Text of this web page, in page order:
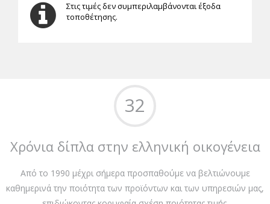
Στις τιμές δεν συμπεριλαμβάνονται έξοδα
τοποθέτησης.
32
Χρόνια δίπλα στην ελληνική οικογένεια
Από το 1990 μέχρι σήμερα προσπαθούμε να βελτιώνουμε
καθημερινά την ποιότητα των προϊόντων και των υπηρεσιών μας,